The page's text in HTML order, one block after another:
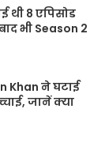
थी 8 एपिसोड
भी Season 2
Khan ने घटाई
जानें क्या